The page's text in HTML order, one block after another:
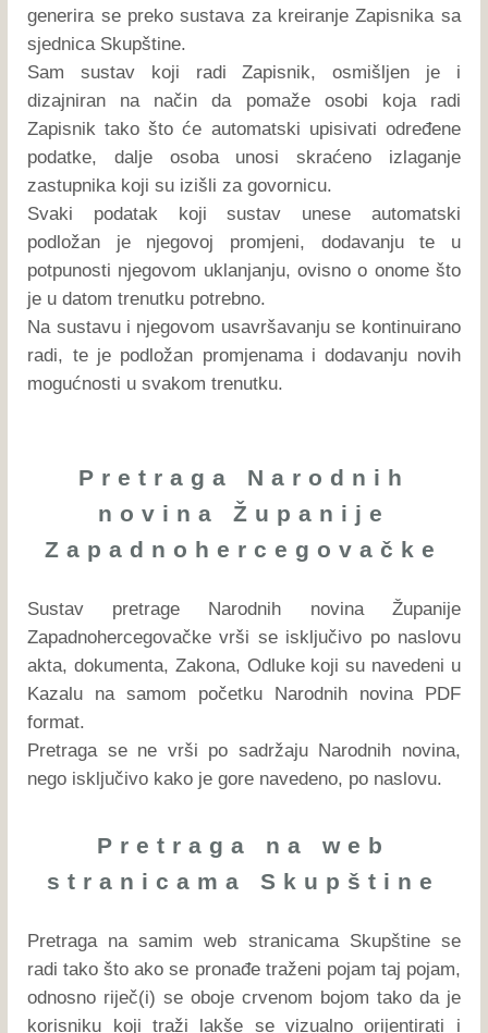
generira se preko sustava za kreiranje Zapisnika sa
sjednica Skupštine.
Sam sustav koji radi Zapisnik, osmišljen je i
dizajniran na način da pomaže osobi koja radi
Zapisnik tako što će automatski upisivati određene
podatke, dalje osoba unosi skraćeno izlaganje
zastupnika koji su izišli za govornicu.
Svaki podatak koji sustav unese automatski
podložan je njegovoj promjeni, dodavanju te u
potpunosti njegovom uklanjanju, ovisno o onome što
je u datom trenutku potrebno.
Na sustavu i njegovom usavršavanju se kontinuirano
radi, te je podložan promjenama i dodavanju novih
mogućnosti u svakom trenutku.
Pretraga Narodnih
novina Županije
Zapadnohercegovačke
Sustav pretrage Narodnih novina Županije
Zapadnohercegovačke vrši se isključivo po naslovu
akta, dokumenta, Zakona, Odluke koji su navedeni u
Kazalu na samom početku Narodnih novina PDF
format.
Pretraga se ne vrši po sadržaju Narodnih novina,
nego isključivo kako je gore navedeno, po naslovu.
Pretraga na web
stranicama Skupštine
Pretraga na samim web stranicama Skupštine se
radi tako što ako se pronađe traženi pojam taj pojam,
odnosno riječ(i) se oboje crvenom bojom tako da je
korisniku koji traži lakše se vizualno orijentirati i